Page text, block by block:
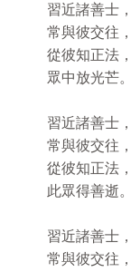
習近諸善士，
常與彼交往，
從彼知正法，
眾中放光芒。
習近諸善士，
常與彼交往，
從彼知正法，
此眾得善逝。
習近諸善士，
常與彼交往，